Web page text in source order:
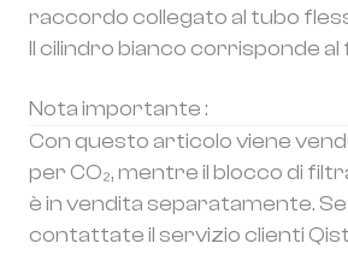
raccordo collegato al tubo
Il cilindro bianco corrisponde al
Nota importante :
Con questo articolo viene
per CO₂, mentre il blocco di
è in vendita separatamente.
contattate il servizio clienti